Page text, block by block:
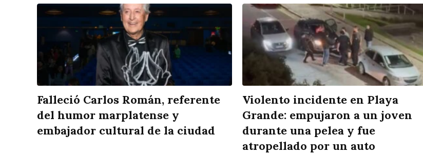
Falleció Carlos Román, referente
del humor marplatense y
embajador cultural de la ciudad
Violento incidente en Playa
Grande: empujaron a un joven
durante una pelea y fue
atropellado por un auto